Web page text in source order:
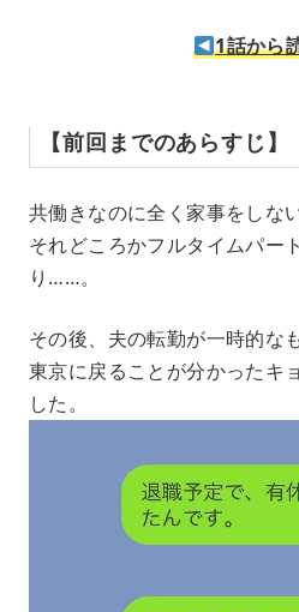
1話から
【前回までのあらすじ】
共働きなのに全く家事をしない
それどころかフルタイムパー
り……。
その後、夫の転勤が一時的な
東京に戻ることが分かったキ
した。